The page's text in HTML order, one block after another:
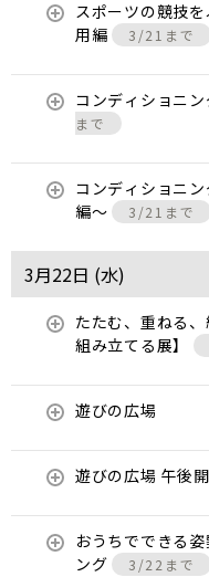
スポーツの競技
用編
3/21まで
コンディショニ
まで
コンディショニ
編〜
3/21まで
3月22日 (水)
たたむ、重ねる
組み立てる展】
遊びの広場
遊びの広場 午後
おうちでできる
ング
3/22まで